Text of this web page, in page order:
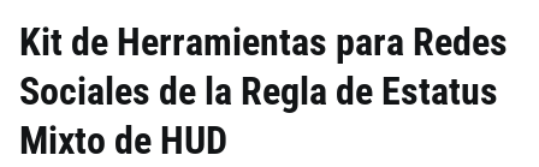
Kit de Herramientas para Redes
Sociales de la Regla de Estatus
Mixto de HUD